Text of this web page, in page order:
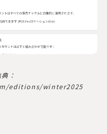
：
editions/winter2025